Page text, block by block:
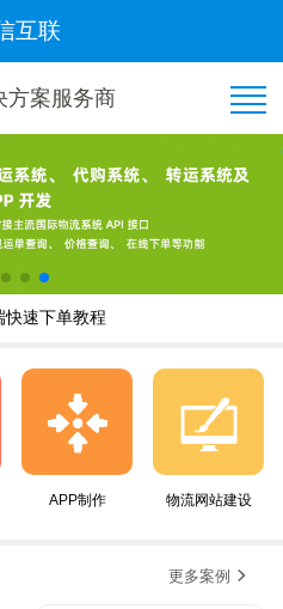
互联
方案服务商
司隆重签约！
快速下单教程
约多家国际集运公司~
司隆重签约！
速下单教程
通物流签订《集运系统》合同！
APP制作 物流网站建设
更多案例